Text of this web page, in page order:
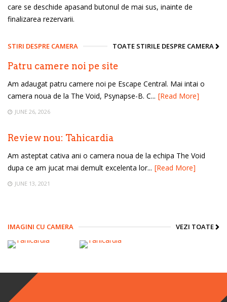
care se deschide apasand butonul de mai sus, inainte de
finalizarea rezervarii.
STIRI DESPRE CAMERA TOATE STIRILE DESPRE CAMERA
Patru camere noi pe site
Am adaugat patru camere noi pe Escape Central. Mai intai o
camera noua de la The Void, Psynapse-B. C... [Read More]
JUNE 26, 2026
Review nou: Tahicardia
Am asteptat cativa ani o camera noua de la echipa The Void
dupa ce am jucat mai demult excelenta lor... [Read More]
JUNE 13, 2021
IMAGINI CU CAMERA VEZI TOATE